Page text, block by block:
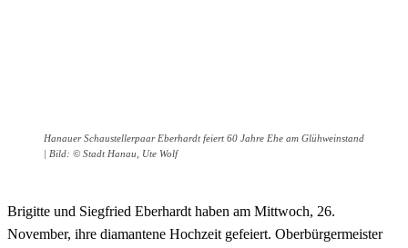
Hanauer Schaustellerpaar Eberhardt feiert 60 Jahre Ehe am Glühweinstand
| Bild: © Stadt Hanau, Ute Wolf
Brigitte und Siegfried Eberhardt haben am Mittwoch, 26.
November, ihre diamantene Hochzeit gefeiert. Oberbürgermeister